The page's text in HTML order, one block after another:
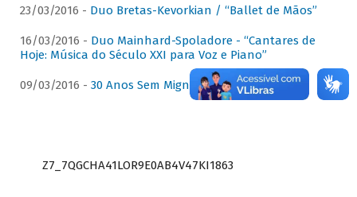
23/03/2016 - Duo Bretas-Kevorkian / “Ballet de Mãos”
16/03/2016 - Duo Mainhard-Spoladore - “Cantares de
Hoje: Música do Século XXI para Voz e Piano”
09/03/2016 - 30 Anos Sem Mignone
Z7_7QGCHA41LOR9E0AB4V47KI1863